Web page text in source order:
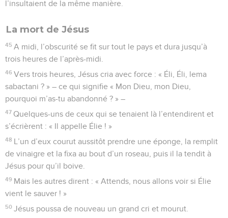
l’insultaient de la même manière.
La mort de Jésus
45 A midi, l’obscurité se fit sur tout le pays et dura jusqu’à
trois heures de l’après-midi.
46 Vers trois heures, Jésus cria avec force : « Éli, Éli, lema
sabactani ? » – ce qui signifie « Mon Dieu, mon Dieu,
pourquoi m’as-tu abandonné ? » –
47 Quelques-uns de ceux qui se tenaient là l’entendirent et
s’écrièrent : « Il appelle Élie ! »
48 L’un d’eux courut aussitôt prendre une éponge, la remplit
de vinaigre et la fixa au bout d’un roseau, puis il la tendit à
Jésus pour qu’il boive.
49 Mais les autres dirent : « Attends, nous allons voir si Élie
vient le sauver ! »
50 Jésus poussa de nouveau un grand cri et mourut.